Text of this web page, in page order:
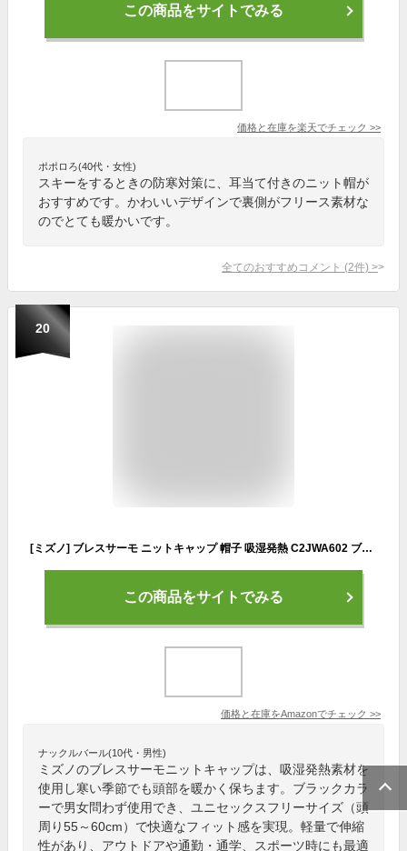
この商品をサイトでみる
価格と在庫を楽天でチェック >>
ポポロろ(40代・女性)
スキーをするときの防寒対策に、耳当て付きのニット帽が
おすすめです。かわいいデザインで裏側がフリース素材な
のでとても暖かいです。
全てのおすすめコメント (2件) >
20
[ミズノ] ブレスサーモ ニットキャップ 帽子 吸湿発熱 C2JWA602 ブラック ユニセックスフリー(頭周り:55-60cm)
この商品をサイトでみる
価格と在庫をAmazonでチェック >>
ナックルバール(10代・男性)
ミズノのブレスサーモニットキャップは、吸湿発熱素材を
使用し寒い季節でも頭部を暖かく保ちます。ブラックカラ
ーで男女問わず使用でき、ユニセックスフリーサイズ（頭
周り55～60cm）で快適なフィット感を実現。軽量で伸縮
性があり、アウトドアや通勤・通学、スポーツ時にも最適